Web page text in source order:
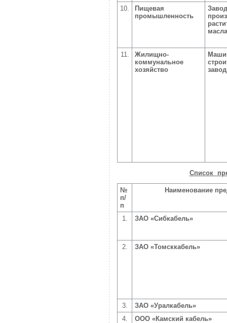
10.
Пищевая
промышленность
масла
11.
Жилищно-
коммунальное
хозяйство
Список
№
п/
п
Наименование
1. ЗАО «Сибкабель»
2. ЗАО «Томсккабель»
3.
ЗАО «Уралкабель»
4.
ООО «Камский кабель»